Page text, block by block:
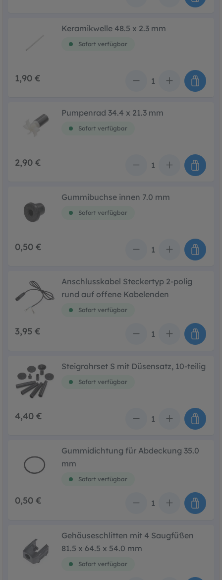
Keramikwelle 48.5 x 2.3 mm
Sofort verfügbar
1,90 €
Pumpenrad 34.4 x 21.3 mm
Sofort verfügbar
2,90 €
Gummibuchse innen 7.0 mm
Sofort verfügbar
0,50 €
Anschlusskabel Steckertyp 2-polig
rund auf offene Kabelenden
Sofort verfügbar
3,95 €
Steigrohrset S mit Düsensatz, 10-teilig
Sofort verfügbar
4,40 €
Gummidichtung für Abdeckung 35.0
mm
Sofort verfügbar
0,50 €
Gehäuseschlitten mit 4 Saugfüßen
81.5 x 64.5 x 54.0 mm
Sofort verfügbar